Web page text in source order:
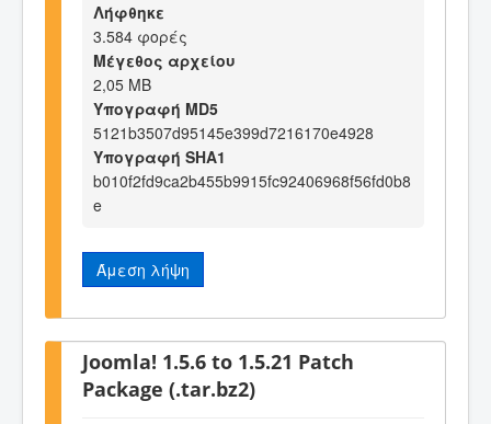
Λήφθηκε
3.584 φορές
Μέγεθος αρχείου
2,05 MB
Υπογραφή MD5
5121b3507d95145e399d7216170e4928
Υπογραφή SHA1
b010f2fd9ca2b455b9915fc92406968f56fd0b8
e
Άμεση λήψη
Joomla! 1.5.6 to 1.5.21 Patch
Package (.tar.bz2)